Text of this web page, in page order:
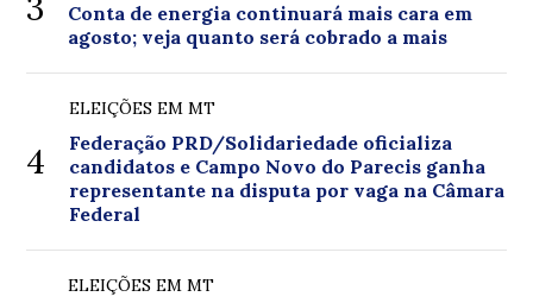
Conta de energia continuará mais cara em
agosto; veja quanto será cobrado a mais
4
ELEIÇÕES EM MT
Federação PRD/Solidariedade oficializa
candidatos e Campo Novo do Parecis ganha
representante na disputa por vaga na Câmara
Federal
ELEIÇÕES EM MT